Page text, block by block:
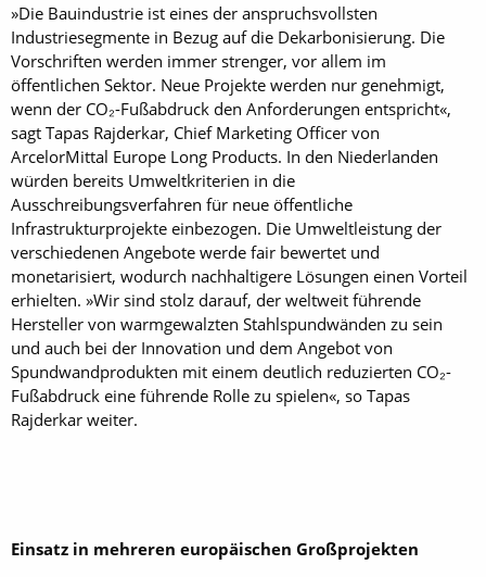
»Die Bauindustrie ist eines der anspruchsvollsten
Industriesegmente in Bezug auf die Dekarbonisierung. Die
Vorschriften werden immer strenger, vor allem im
öffentlichen Sektor. Neue Projekte werden nur genehmigt,
wenn der CO₂-Fußabdruck den Anforderungen entspricht«,
sagt Tapas Rajderkar, Chief Marketing Officer von
ArcelorMittal Europe Long Products. In den Niederlanden
würden bereits Umweltkriterien in die
Ausschreibungsverfahren für neue öffentliche
Infrastrukturprojekte einbezogen. Die Umweltleistung der
verschiedenen Angebote werde fair bewertet und
monetarisiert, wodurch nachhaltigere Lösungen einen Vorteil
erhielten. »Wir sind stolz darauf, der weltweit führende
Hersteller von warmgewalzten Stahlspundwänden zu sein
und auch bei der Innovation und dem Angebot von
Spundwandprodukten mit einem deutlich reduzierten CO₂-
Fußabdruck eine führende Rolle zu spielen«, so Tapas
Rajderkar weiter.
Einsatz in mehreren europäischen Großprojekten